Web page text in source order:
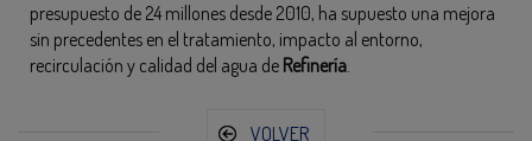
presupuesto de 24 millones desde 2010, ha supuesto una mejora
sin precedentes en el tratamiento, impacto al entorno,
recirculación y calidad del agua de Refinería.
VOLVER